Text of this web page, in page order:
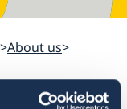
About us